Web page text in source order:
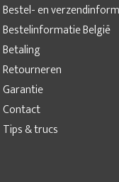
Bestel- en
Bestelinformatie België
Betaling
Retourneren
Garantie
Contact
Tips & trucs